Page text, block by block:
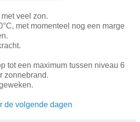
veel zon.
met momenteel nog een marge
tot een maximum tussen niveau 6
zonnebrand.
de volgende dagen